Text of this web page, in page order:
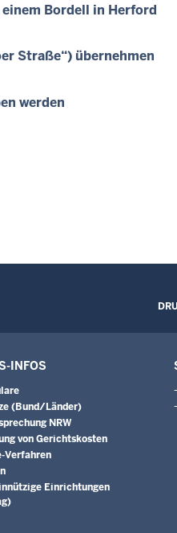
Bordell in Herford
Straße“) übernehmen
werden
INFOS
(Bund/Länder)
NRW
von Gerichtskosten
Verfahren
Einrichtungen